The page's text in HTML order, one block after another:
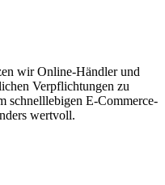
wir Online-Händler und
Verpflichtungen zu
schnelllebigen E-Commerce-
wertvoll.